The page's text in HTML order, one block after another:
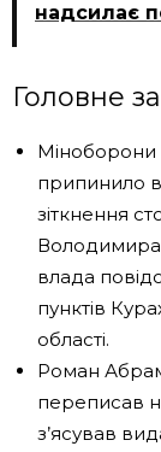
надсилає
Головне
Міноборони
припинило
зіткнення
Володимира
влада
пунктів
області.
Роман
переписав
з’ясував